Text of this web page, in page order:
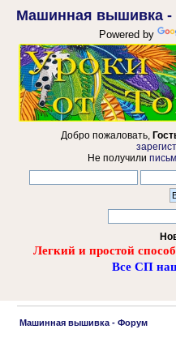
Машинная вышивка
Powered by
Добро пожаловать,
Не получили
Легкий и простой
Все СП
Машинная вышивка - Форум